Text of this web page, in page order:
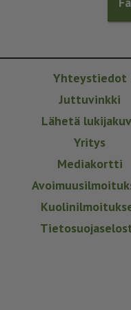
Yhteystiedot
Juttuvinkki
Lähetä
Yritys
Mediakortti